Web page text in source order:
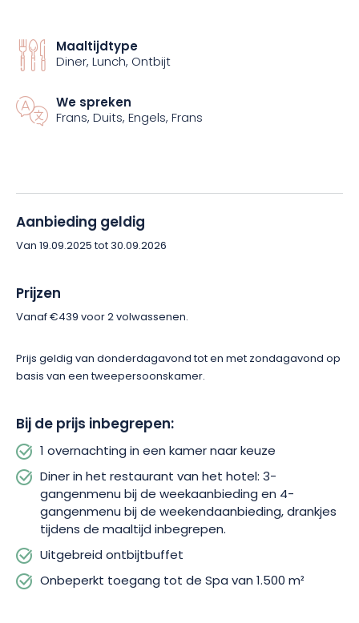
van een tweepersoonskamer. Het diner, geserveerd in het
restaurant van het hotel, belooft een gastronomische maaltijd
gangenmenu in het weekend, drankjes inbegrepen. Geniet de
volgende dag van een gastronomisch ontbijtbuffet.
hart van het Vogezische bos, met sauna, hammam, jacuzzi en
zoutgrot! Je hebt onbeperkt toegang vanaf je aankomst om
15.30 uur tot 11.30 uur de volgende dag.
een garage en een oplaadpunt voor elektrische voertuigen.
Maaltijdtype
Diner, Lunch, Ontbijt
We spreken
Frans, Duits, Engels, Frans
Aanbieding geldig
Van 19.09.2025 tot 30.09.2026
Prijzen
Vanaf €439 voor 2 volwassenen.
Prijs geldig van donderdagavond tot en met zondagavond op
basis van een tweepersoonskamer.
Bij de prijs inbegrepen:
1 overnachting in een kamer naar keuze
Diner in het restaurant van het hotel: 3-
gangenmenu bij de weekaanbieding en 4-
gangenmenu bij de weekendaanbieding, drankjes
tijdens de maaltijd inbegrepen.
Uitgebreid ontbijtbuffet
Onbeperkt toegang tot de Spa van 1.500 m²